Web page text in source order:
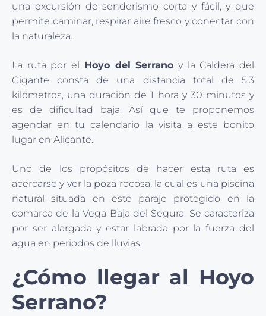
una excursión de senderismo corta y fácil, y que
permite caminar, respirar aire fresco y conectar con
la naturaleza.
La ruta por el Hoyo del Serrano y la Caldera del
Gigante consta de una distancia total de 5,3
kilómetros, una duración de 1 hora y 30 minutos y
es de dificultad baja. Así que te proponemos
agendar en tu calendario la visita a este bonito
lugar en Alicante.
Uno de los propósitos de hacer esta ruta es
acercarse y ver la poza rocosa, la cual es una piscina
natural situada en este paraje protegido en la
comarca de la Vega Baja del Segura. Se caracteriza
por ser alargada y estar labrada por la fuerza del
agua en periodos de lluvias.
¿Cómo llegar al Hoyo
Serrano?